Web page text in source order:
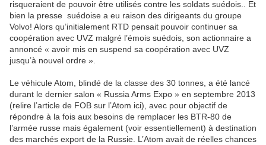
risqueraient de pouvoir être utilisés contre les soldats suédois.. Et
bien la presse suédoise a eu raison des dirigeants du groupe
Volvo! Alors qu’initialement RTD pensait pouvoir continuer sa
coopération avec UVZ malgré l’émois suédois, son actionnaire a
annoncé « avoir mis en suspend sa coopération avec UVZ
jusqu’à nouvel ordre ».
Le véhicule Atom, blindé de la classe des 30 tonnes, a été lancé
durant le dernier salon « Russia Arms Expo » en septembre 2013
(relire l’article de FOB sur l’Atom ici), avec pour objectif de
répondre à la fois aux besoins de remplacer les BTR-80 de
l’armée russe mais également (voir essentiellement) à destination
des marchés export de la Russie. L’Atom avait de réelles chances